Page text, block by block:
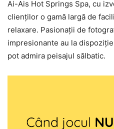
Ai-Ais Hot Springs Spa, cu
clienţilor o gamă largă de
relaxare. Pasionaţii de
impresionante au la
pot admira peisajul sălbatic.